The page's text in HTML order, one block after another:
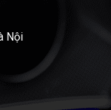
Nội